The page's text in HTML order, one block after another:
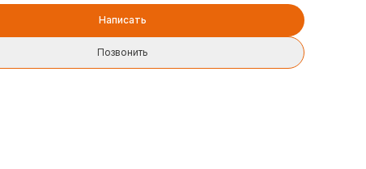
Написать
Позвонить